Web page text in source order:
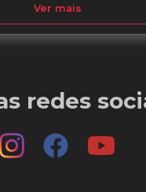
Ver mais
redes